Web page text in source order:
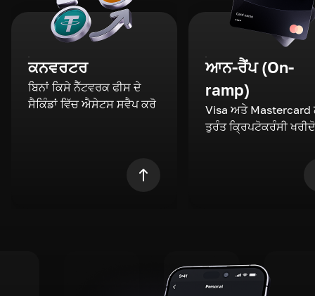
ਕਨਵਰਟਰ
ਬਿਨਾਂ ਕਿਸੇ ਨੈੱਟਵਰਕ ਫੀਸ ਦੇ
ਸੈਕਿੰਡਾਂ ਵਿੱਚ ਐਸੇਟਸ ਸਵੈਪ ਕਰੋ
ਆਨ-ਰੈਂਪ (On-
ramp)
Visa ਅਤੇ Mastercard
ਤੁਰੰਤ ਕ੍ਰਿਪਟੋਕਰੰਸੀ ਖਰੀਦੋ